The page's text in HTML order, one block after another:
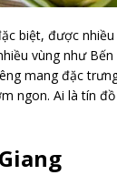
biệt, được
vùng như
mang đặc
ngon. Ai là tín